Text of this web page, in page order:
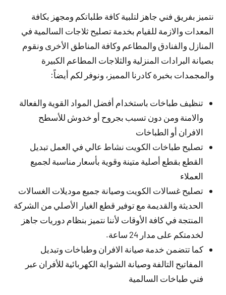
نتميز بفريق فني جاهز لتلبية كافة طلباتكم ومجهز بكافة
المعدات والازمة للقيام بخدمة تصليح ثلاجات السالمية في
المنازل والفنادق والمطاعم وكافة المناطق الأخرى ونقوم
بصيانة البرادات المنزلية والثلاجات المطاعم الكبيرة
والمجمدات بخبرة كادرنا المميز، ونوفر لكم أيضاً:
تنظيف طباخات باستخدام أفضل المواد القوية والفعالة
والامنة ومن دون تسبب بجروح أو خدوش للأسطح
الافران أو الطباخات
تصليح طباخات الكويت نشاط عالي في العمل تبديل
القطع بقطع أصلية متينة وقوية بأسعار مناسبة لجميع
العملاء
تصليح غسالات الكويت وصيانة جميع موديلات الغسالات
الحديثة والقديمة مع توفير قطع الغيار الأصلي من الشركة
المنتجة في كافة الأوقات لأننا نتميز بنظام دوريات جاهز
لخدمتكم على مدار 24 ساعة.
كما تتضمن خدمة صيانة الافران وطباخات وتبديل
المفاتيح التالفة وصيانة الشواية الكهربائية للأفران عبر
فني طباخات السالمية